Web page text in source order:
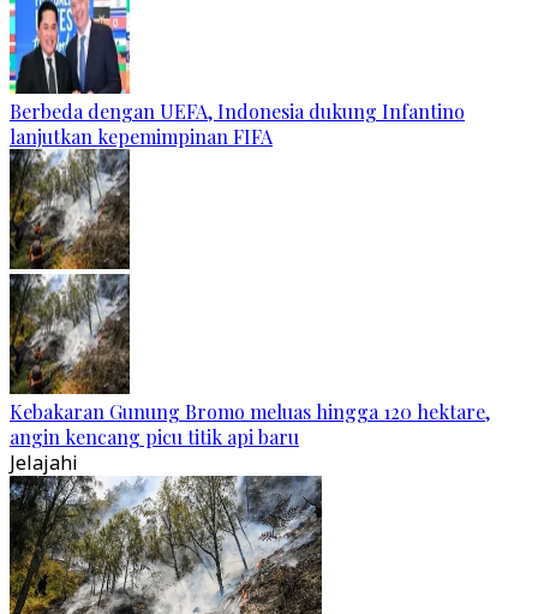
Berbeda dengan UEFA, Indonesia dukung Infantino
lanjutkan kepemimpinan FIFA
Kebakaran Gunung Bromo meluas hingga 120 hektare,
angin kencang picu titik api baru
Jelajahi